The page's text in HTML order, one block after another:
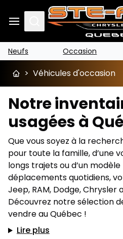
Search
Neufs Occasion
> Véhicules d'occasion
Notre
usagées à
Que vous soyez à la
pour toute la famille, d’une
longs trajets ou d’un
déplacements quotidiens,
Jeep, RAM, Dodge, Chrysler
Découvrez notre sélection
vendre au Québec !
Lire plus